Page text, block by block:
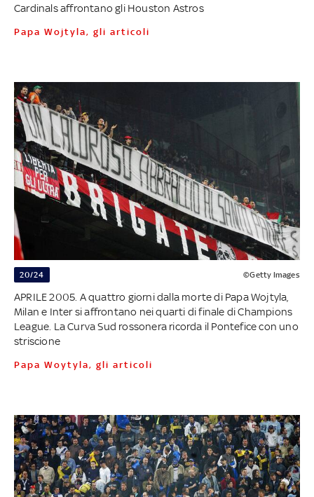
Cardinals affrontano gli Houston Astros
Papa Wojtyla, gli articoli
20/24 ©Getty Images
APRILE 2005. A quattro giorni dalla morte di Papa Wojtyla,
Milan e Inter si affrontano nei quarti di finale di Champions
League. La Curva Sud rossonera ricorda il Pontefice con uno
striscione
Papa Woytyla, gli articoli